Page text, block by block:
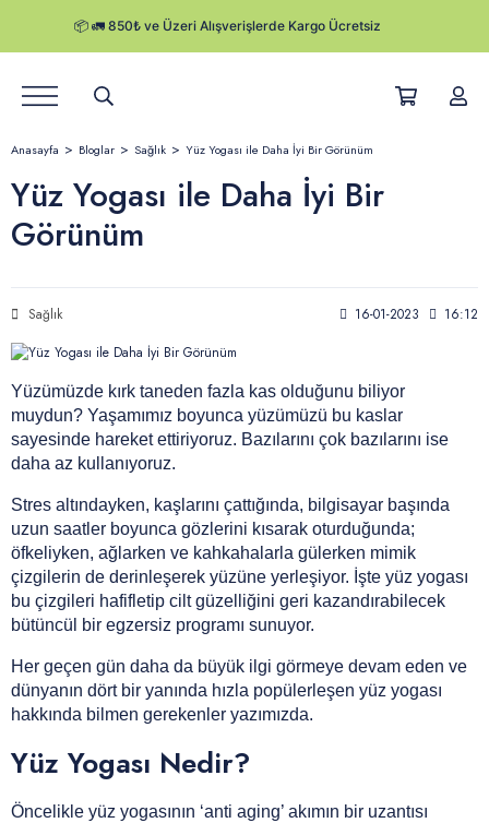
Hikayemiz
Satış Noktaları
Kurumsal Satış
Herby Blog
Kampanyalar
Kargo Takibi
İletişim
Anasayfa Bloglar Sağlık Yüz Yogası ile Daha İyi Bir Görünüm
Yüz Yogası ile Daha İyi Bir
Görünüm
Sağlık 16-01-2023 16:12
Yüzümüzde kırk taneden fazla kas olduğunu biliyor
muydun? Yaşamımız boyunca yüzümüzü bu kaslar
sayesinde hareket ettiriyoruz. Bazılarını çok bazılarını ise
daha az kullanıyoruz.
Stres altındayken, kaşlarını çattığında, bilgisayar başında
uzun saatler boyunca gözlerini kısarak oturduğunda;
öfkeliyken, ağlarken ve kahkahalarla gülerken mimik
çizgilerin de derinleşerek yüzüne yerleşiyor. İşte yüz yogası
bu çizgileri hafifletip cilt güzelliğini geri kazandırabilecek
bütüncül bir egzersiz programı sunuyor.
Her geçen gün daha da büyük ilgi görmeye devam eden ve
dünyanın dört bir yanında hızla popülerleşen yüz yogası
hakkında bilmen gerekenler yazımızda.
Yüz Yogası Nedir?
Öncelikle yüz yogasının ‘anti aging’ akımın bir uzantısı